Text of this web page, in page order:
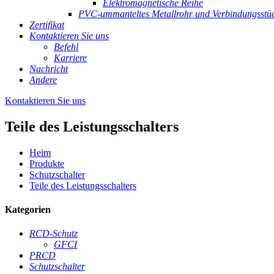
Elektromagnetische Reihe
PVC-ummanteltes Metallrohr und
Zertifikat
Kontaktieren Sie uns
Befehl
Karriere
Nachricht
Andere
Kontaktieren Sie uns
Teile des Leistungsschalters
Heim
Produkte
Schutzschalter
Teile des Leistungsschalters
Kategorien
RCD-Schutz
GFCI
PRCD
Schutzschalter